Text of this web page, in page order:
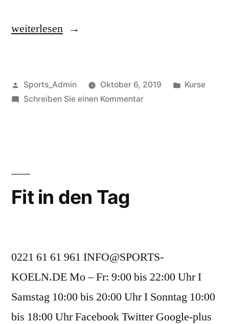
weiterlesen
Sports_Admin Oktober 6, 2019
Kurse
Schreiben Sie einen Kommentar
Fit in den Tag
0221 61 61 961 INFO@SPORTS-
KOELN.DE Mo – Fr: 9:00 bis 22:00 Uhr I
Samstag 10:00 bis 20:00 Uhr I Sonntag 10:00
bis 18:00 Uhr Facebook Twitter Google-plus